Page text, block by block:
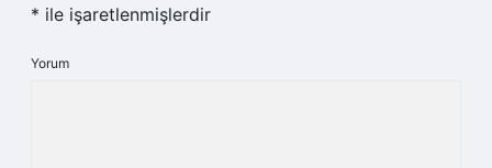
* ile işaretlenmişlerdir
Yorum